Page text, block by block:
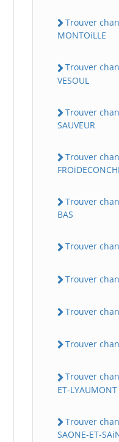
Trouver
MONTOiLLE
Trouver
VESOUL
Trouver
SAUVEUR
Trouver
Trouver
BAS
Trouver
Trouver
Trouver
Trouver
Trouver
ET-LYAUMONT
Trouver
SAONE-ET-